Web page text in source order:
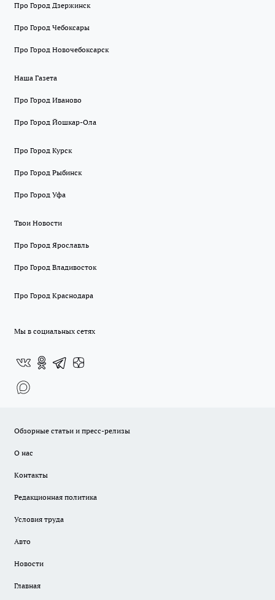
Про Город Дзержинск
Про Город Чебоксары
Про Город Новочебоксарск
Наша Газета
Про Город Иваново
Про Город Йошкар-Ола
Про Город Курск
Про Город Рыбинск
Про Город Уфа
Твои Новости
Про Город Ярославль
Про Город Владивосток
Про Город Краснодара
Мы в социальных сетях
Обзорные статьи и пресс-релизы
О нас
Контакты
Редакционная политика
Условия труда
Авто
Новости
Главная